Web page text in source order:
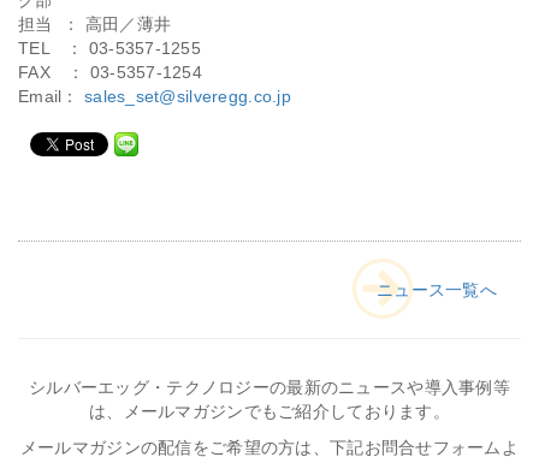
担当 ： 高田／薄井
TEL ： 03-5357-1255
FAX ： 03-5357-1254
Email： sales_set@silveregg.co.jp
ニュース一覧へ
シルバーエッグ・テクノロジーの最新のニュースや導入事例等
は、メールマガジンでもご紹介しております。
メールマガジンの配信をご希望の方は、下記お問合せフォームよ